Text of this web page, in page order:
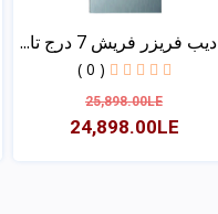
ديب فريزر فريش 7 درج تا...
( 0 )
25,898.00LE
24,898.00LE